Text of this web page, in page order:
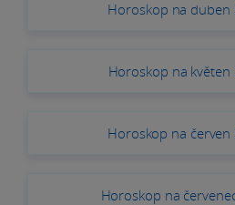
Horoskop na duben
Horoskop na květen
Horoskop na
Horoskop na